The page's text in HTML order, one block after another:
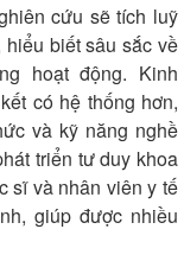
cứu sẽ tích luỹ
biết sâu sắc về
hoạt động. Kinh
có hệ thống hơn,
và kỹ năng nghề
triển tư duy khoa
sĩ và nhân viên y tế
giúp được nhiều